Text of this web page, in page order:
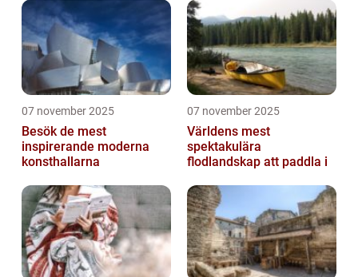
07 november 2025
Besök de mest
inspirerande moderna
konsthallarna
07 november 2025
Världens mest
spektakulära
flodlandskap att paddla i